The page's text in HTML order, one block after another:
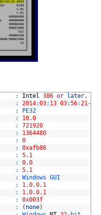
: Intel 386 or later ,
: 2014:03: 13 03:56: 21 -
:
PE32
:
10.0
:
721920
:
1364480
:
0
:
0xafb86
:
5.1
:
0.0
:
5.1
: Windows GUI
:
1.0.0.1
:
1.0.0.1
:
0x003f
: ( none)